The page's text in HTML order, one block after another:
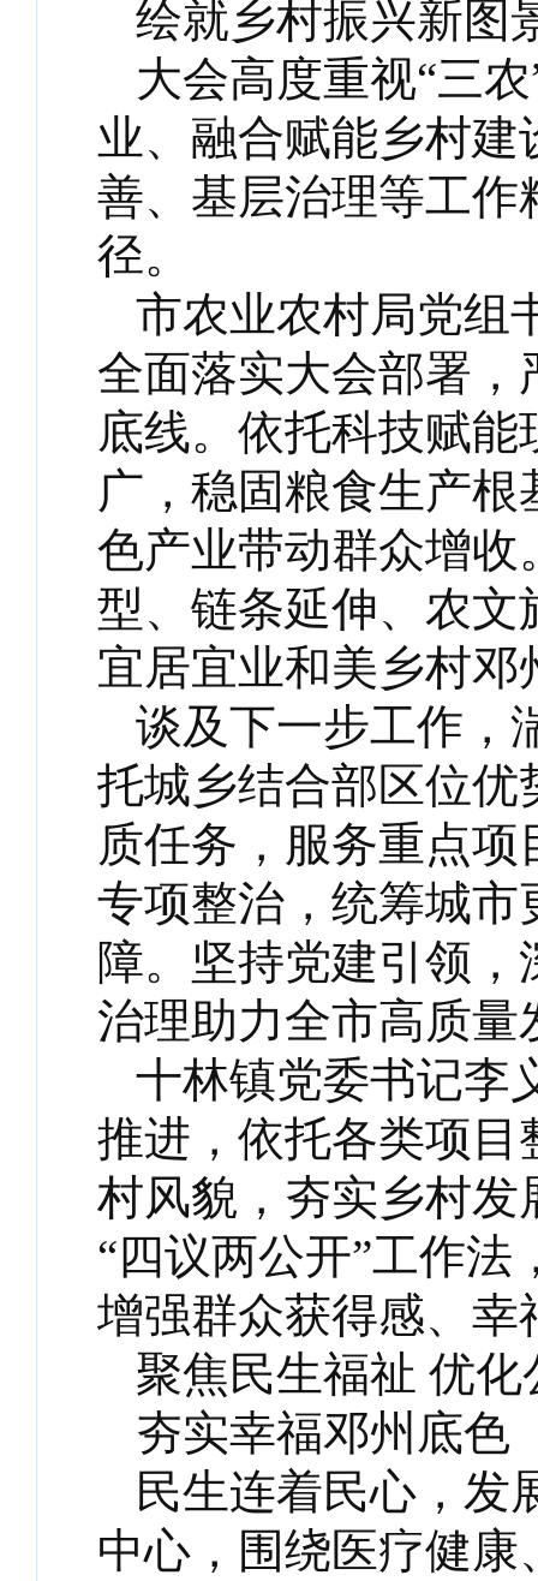
绘就乡村振兴新图
大会高度重视“三
业、融合赋能乡村
善、基层治理等工
径。
市农业农村局党组
全面落实大会部署
底线。依托科技赋
广，稳固粮食生产
色产业带动群众增
型、链条延伸、农
宜居宜业和美乡村邓
谈及下一步工作，
托城乡结合部区位优
质任务，服务重点
专项整治，统筹城
障。坚持党建引领
治理助力全市高质量
十林镇党委书记李
推进，依托各类项
村风貌，夯实乡村
“四议两公开”工作
增强群众获得感、幸
聚焦民生福祉 优化
夯实幸福邓州底色
民生连着民心，发
中心，围绕医疗健